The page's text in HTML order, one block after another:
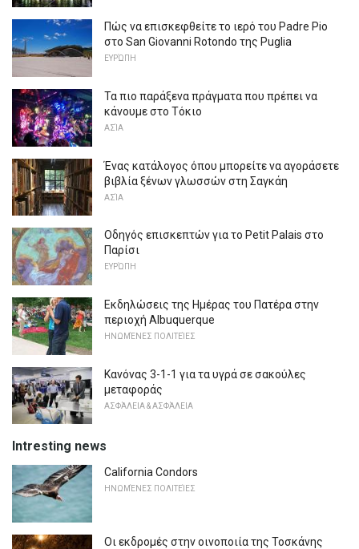
Πώς να επισκεφθείτε το ιερό του Padre Pio
στο San Giovanni Rotondo της Puglia
ΕΥΡΏΠΗ
Τα πιο παράξενα πράγματα που πρέπει να
κάνουμε στο Τόκιο
ΑΣΊΑ
Ένας κατάλογος όπου μπορείτε να αγοράσετε
βιβλία ξένων γλωσσών στη Σαγκάη
ΑΣΊΑ
Οδηγός επισκεπτών για το Petit Palais στο
Παρίσι
ΕΥΡΏΠΗ
Εκδηλώσεις της Ημέρας του Πατέρα στην
περιοχή Albuquerque
ΗΝΩΜΈΝΕΣ ΠΟΛΙΤΕΊΕΣ
Κανόνας 3-1-1 για τα υγρά σε σακούλες
μεταφοράς
ΑΣΦΆΛΕΙΑ & ΑΣΦΆΛΕΙΑ
Intresting news
California Condors
ΗΝΩΜΈΝΕΣ ΠΟΛΙΤΕΊΕΣ
Οι εκδρομές στην οινοποιία της Τοσκάνης